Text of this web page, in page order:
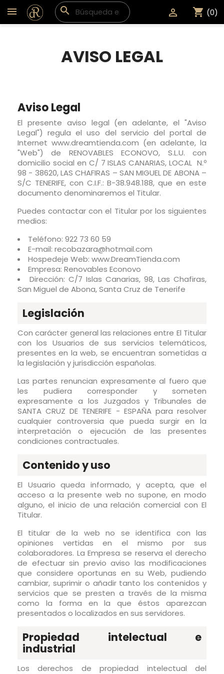
search shopping_cart (0)

AVISO LEGAL
Aviso Legal
El presente aviso legal (en adelante, el "Aviso
Legal") regula el uso del servicio del portal de
Internet www.dreamtienda.com (en adelante, la
"Web") de RENOVABLES ECONOVO, S.L.U. con
domicilio social en C/ 7 ISLAS CANARIAS, LOCAL N.º
98 - 38620, LAS CHAFIRAS – SAN MIGUEL DE ABONA –
S/C TENERIFE, con C.I.F.: B-38.948.188, que en este
documento denominaremos el Titular.
Puedes contactar con el Titular por los siguientes
medios:
Teléfono: 922 73 60 59
E-mail: recobazara@hotmail.com
Hospedeje Web: www.DreamTienda.com
Empresa: Renovables Econovo
Dirección: C/7 Islas Canarias, 98, Las Chafiras,
San Miguel de Abona, Santa Cruz de Tenerife
Legislación
Con carácter general las relaciones entre El Titular
con los Usuarios de sus servicios telemáticos,
presentes en la web, se encuentran sometidas a
la legislación y jurisdicción españolas.
Las partes renuncian expresamente al fuero que
les pudiera corresponder y someten
expresamente a los Juzgados y Tribunales de
SANTA CRUZ DE TENERIFE - ESPAÑA para resolver
cualquier controversia que pueda surgir en la
interpretación o ejecución de las presentes
condiciones contractuales.
Contenido y uso
El Usuario queda informado, y acepta, que el
acceso a la presente web no supone, en modo
alguno, el inicio de una relación comercial con El
Titular.
El titular de la web no se identifica con las
opiniones vertidas en el mismo por sus
colaboradores. La Empresa se reserva el derecho
de efectuar sin previo aviso las modificaciones
que considere oportunas en su Web, pudiendo
cambiar, suprimir o añadir tanto los contenidos y
servicios que se presten a través de la misma
como la forma en la que éstos aparezcan
presentados o localizados en sus servidores.
Propiedad intelectual e
industrial
Los derechos de propiedad intelectual del